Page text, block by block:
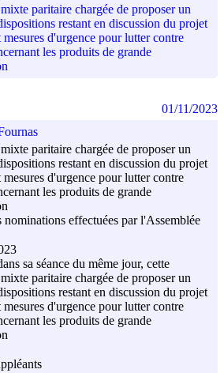
paritaire chargée de proposer un
restant en discussion du projet
d'urgence pour lutter contre
les produits de grande
paritaire chargée de proposer un
restant en discussion du projet
d'urgence pour lutter contre
les produits de grande
nominations effectuées par l'Assemblée
sa séance du même jour, cette
paritaire chargée de proposer un
restant en discussion du projet
d'urgence pour lutter contre
les produits de grande
01/11/2023